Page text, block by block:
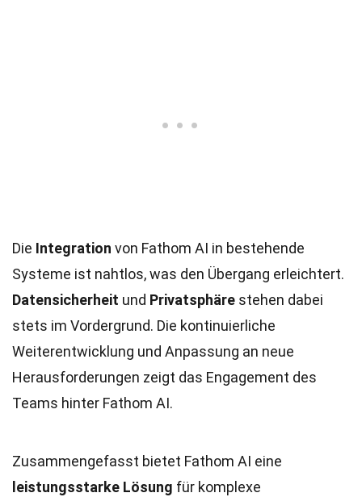
Die Integration von Fathom AI in bestehende
Systeme ist nahtlos, was den Übergang erleichtert.
Datensicherheit und Privatsphäre stehen dabei
stets im Vordergrund. Die kontinuierliche
Weiterentwicklung und Anpassung an neue
Herausforderungen zeigt das Engagement des
Teams hinter Fathom AI.
Zusammengefasst bietet Fathom AI eine
leistungsstarke Lösung für komplexe